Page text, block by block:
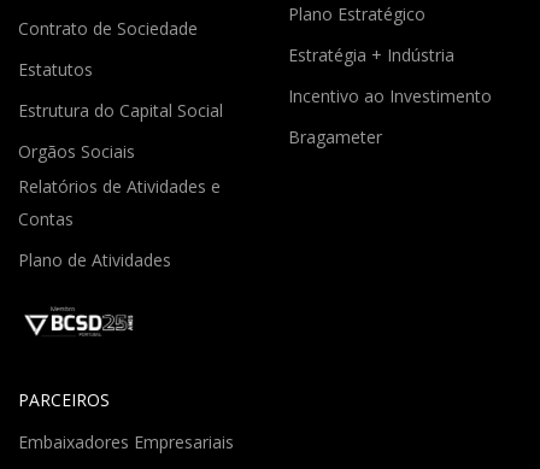
Contrato de Sociedade
Estatutos
Estrutura do Capital Social
Orgãos Sociais
Relatórios de Atividades e
Contas
Plano de Atividades
Plano Estratégico
Estratégia + Indústria
Incentivo ao Investimento
Bragameter
PARCEIROS
Embaixadores Empresariais